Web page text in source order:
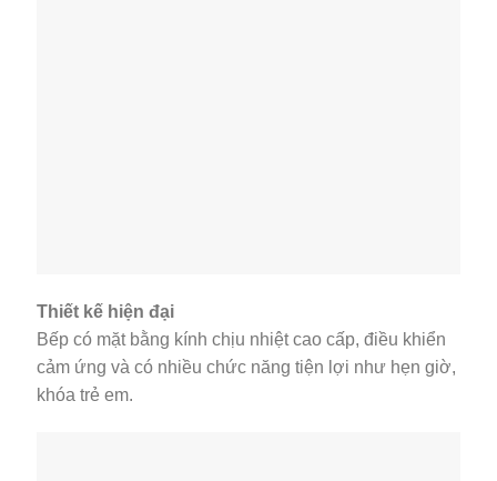
Thiết kế hiện đại
Bếp có mặt bằng kính chịu nhiệt cao cấp, điều khiển
cảm ứng và có nhiều chức năng tiện lợi như hẹn giờ,
khóa trẻ em.